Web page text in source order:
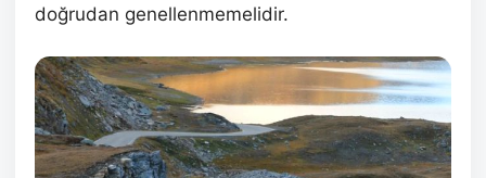
doğrudan genellenmemelidir.